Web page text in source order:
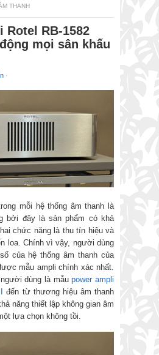
THANH
Rotel RB-1582
mọi sân khấu
·
mỗi hệ thống âm thanh là
bởi đây là sản phẩm có khả
chức năng là thu tín hiệu và
loa. Chính vì vậy, người dùng
của hệ thống âm thanh của
mẫu ampli chính xác nhất.
dùng là mẫupower ampli
đến từ thương hiệu âm thanh
năng thiết lập không gian âm
lựa chọn không tồi.